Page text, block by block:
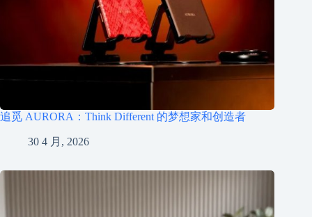
追觅 AURORA：Think Different 的梦想家和创造者
30 4 月, 2026